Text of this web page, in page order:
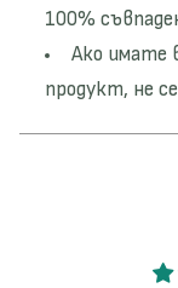
100%
Ако имате
продукт, не